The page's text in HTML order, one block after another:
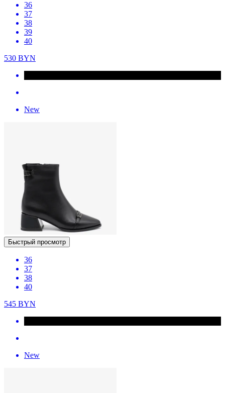
36
37
38
39
40
530 BYN
New
Быстрый просмотр
36
37
38
40
545 BYN
New